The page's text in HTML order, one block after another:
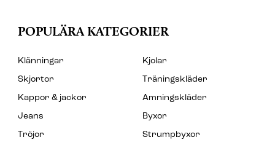
POPULÄRA KATEGORIER
Klänningar
Kjolar
Skjortor
Träningskläder
Kappor & jackor
Amningskläder
Jeans
Byxor
Tröjor
Strumpbyxor